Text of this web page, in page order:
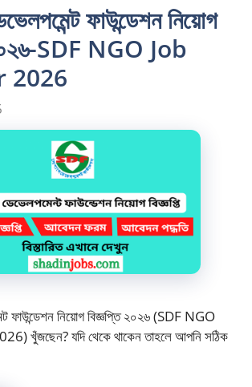
ফাউন্ডেশন নিয়োগ
SDF NGO Job
2026
ফাউন্ডেশন নিয়োগ বিজ্ঞপ্তি ২০২৬ (SDF NGO
খুঁজছেন? যদি থেকে থাকেন তাহলে আপনি সঠিক